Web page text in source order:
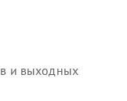
и выходных